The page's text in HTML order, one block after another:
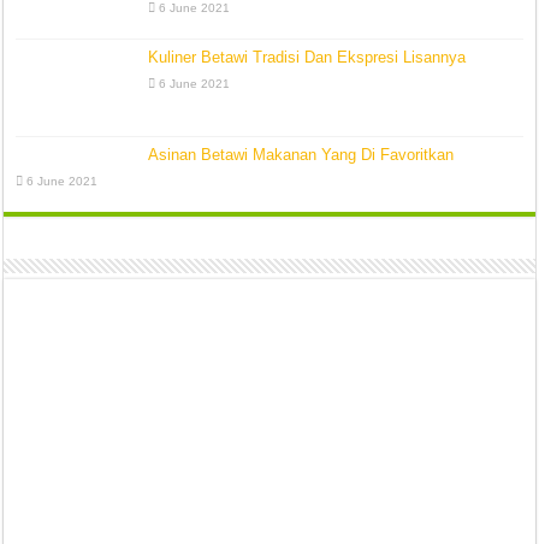
6 June 2021
Kuliner Betawi Tradisi Dan Ekspresi Lisannya
6 June 2021
Asinan Betawi Makanan Yang Di Favoritkan
6 June 2021